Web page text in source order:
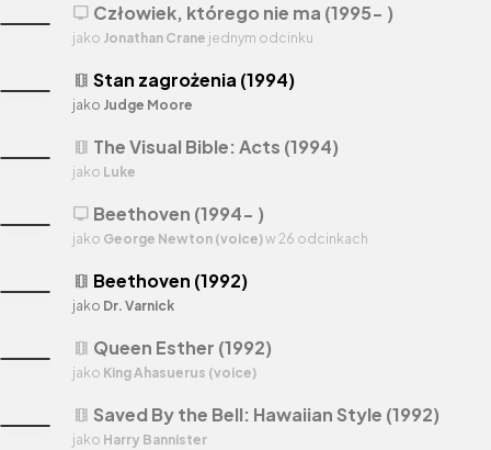
theaters Beethoven (1992)
jako Dr. Varnick
theaters Stan zagrożenia (1994)
jako Judge Moore
theaters The Visual Bible: Acts (1994)
jako Luke
theaters Queen Esther (1992)
jako King Ahasuerus (voice)
theaters Saved By the Bell: Hawaiian Style (1992)
jako Harry Bannister
tv Beethoven (1994- )
jako George Newton (voice)w 26 odcinkach
tv Człowiek, którego nie ma (1995- )
jako Jonathan Crane jednym odcinku